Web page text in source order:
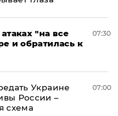
"на все
и обратилась к
07:30
Украине
России –
схема
07:00